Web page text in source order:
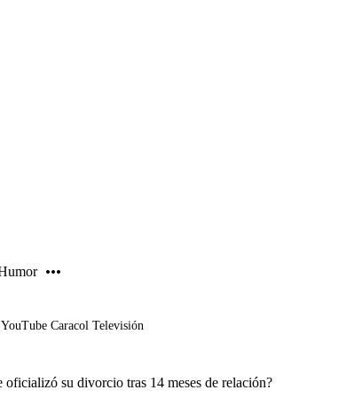
YouTube Caracol Televisión
oficializó su divorcio tras 14 meses de relación?